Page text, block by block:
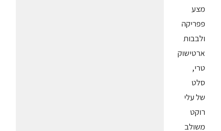
מצע
פפריקה
ולבבות
ארטישוק
טרי,
סלט
של עלי
רוקט
משולב